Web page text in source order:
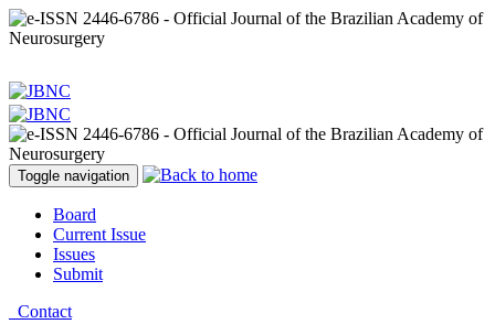
Toggle navigation
Board
Current Issue
Issues
Submit
Contact